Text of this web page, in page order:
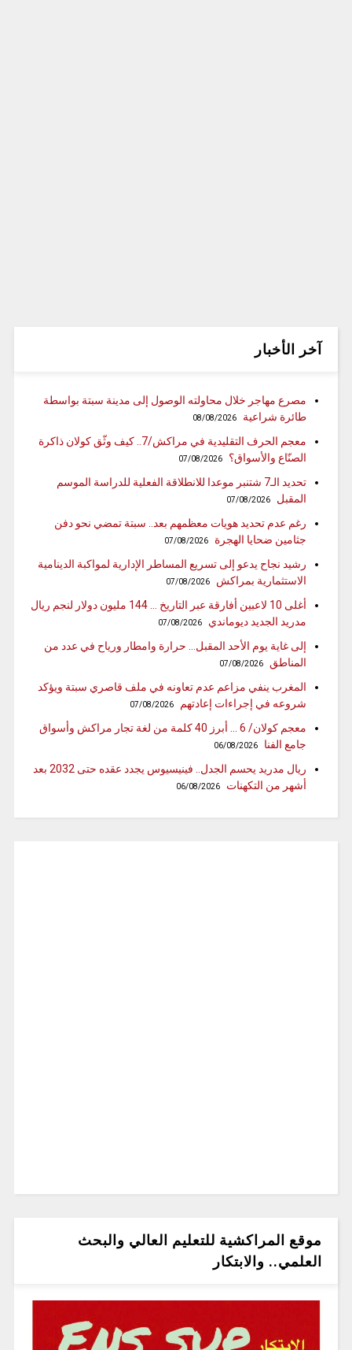
آخر الأخبار
مصرع مهاجر خلال محاولته الوصول إلى مدينة سبتة بواسطة
طائرة شراعية
08/08/2026
معجم الحرف التقليدية في مراكش/7.. كيف وثّق كولان ذاكرة
الصنّاع والأسواق؟
07/08/2026
تحديد الـ7 شتنبر موعدا للانطلاقة الفعلية للدراسة الموسم
المقبل
07/08/2026
رغم عدم تحديد هويات معظمهم بعد.. سبتة تمضي نحو دفن
جثامين ضحايا الهجرة
07/08/2026
رشيد نجاح يدعو إلى تسريع المساطر الإدارية لمواكبة الدينامية
الاستثمارية بمراكش
07/08/2026
أغلى 10 لاعبين أفارقة عبر التاريخ … 144 مليون دولار لنجم ريال
مدريد الجديد ديوماندي
07/08/2026
إلى غاية يوم الأحد المقبل… حرارة وامطار ورياح في عدد من
المناطق
07/08/2026
المغرب ينفي مزاعم عدم تعاونه في ملف قاصري سبتة ويؤكد
شروعه في إجراءات إعادتهم
07/08/2026
معجم كولان/ 6 … أبرز 40 كلمة من لغة تجار مراكش وأسواق
جامع الفنا
06/08/2026
ريال مدريد يحسم الجدل.. فينيسيوس يجدد عقده حتى 2032 بعد
أشهر من التكهنات
06/08/2026
موقع المراكشية للتعليم العالي والبحث
العلمي.. والابتكار